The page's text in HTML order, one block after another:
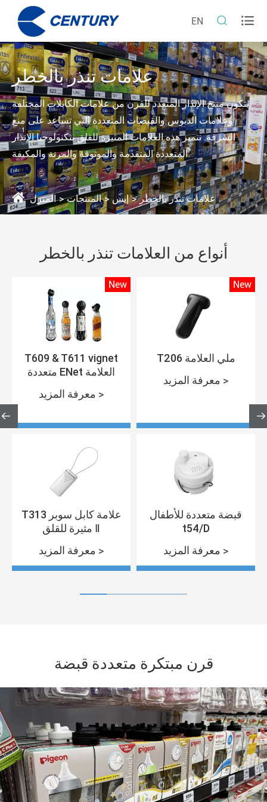
EN  
علامات تنذر بالخطر
يتكون منتج الإنذار المتعدد للقرن من علامات الكابلات المختلفة
وعلامات الدبوس والقبضات المتعددة التي تساعد على منع
السرقة. تتميز هذه العلامات المثيرة للقلق بتكنولوجيا الإنذار
المتعددة المتقدمة والموثوقة والمرنة والمكيفة.
المنزل المنتجات إيس علامات تنذر بالخطر
أنواع من العلامات تنذر بالخطر
New
T609 & T611 vignet
متعددة ENet العلامة
معرفة المزيد >
New
T206 ملي العلامة
معرفة المزيد >
T313 علامة كابل سوبر
مثيرة للقلق Ⅱ
معرفة المزيد >
قبضة متعددة للأطفال
t54/D
معرفة المزيد >
 
قرن مبتكرة متعددة قبضة